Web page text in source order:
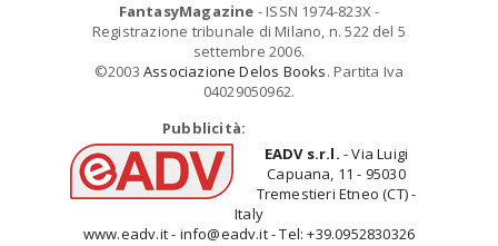
FantasyMagazine - ISSN 1974-823X -
Registrazione tribunale di Milano, n. 522 del 5
settembre 2006.
©2003 Associazione Delos Books. Partita Iva
04029050962.
Pubblicità:
EADV s.r.l. - Via Luigi
Capuana, 11 - 95030
Tremestieri Etneo (CT) -
Italy
www.eadv.it - info@eadv.it - Tel: +39.0952830326